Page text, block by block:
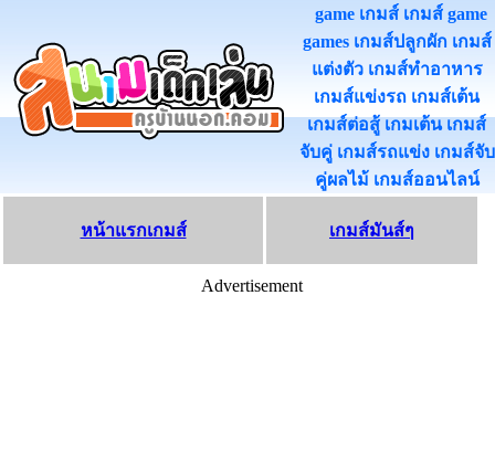
game เกมส์ เกมส์ game
games เกมส์ปลูกผัก เกมส์
แต่งตัว เกมส์ทําอาหาร
เกมส์แข่งรถ เกมส์เต้น
เกมส์ต่อสู้ เกมเต้น เกมส์
จับคู่ เกมส์รถแข่ง เกมส์จับ
คู่ผลไม้ เกมส์ออนไลน
หน้าแรกเกมส์ เกมส์มันส์ๆ
Advertisement